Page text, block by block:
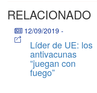
RELACIONADO
12/09/2019 -
Líder de UE: los
antivacunas
“juegan con
fuego”